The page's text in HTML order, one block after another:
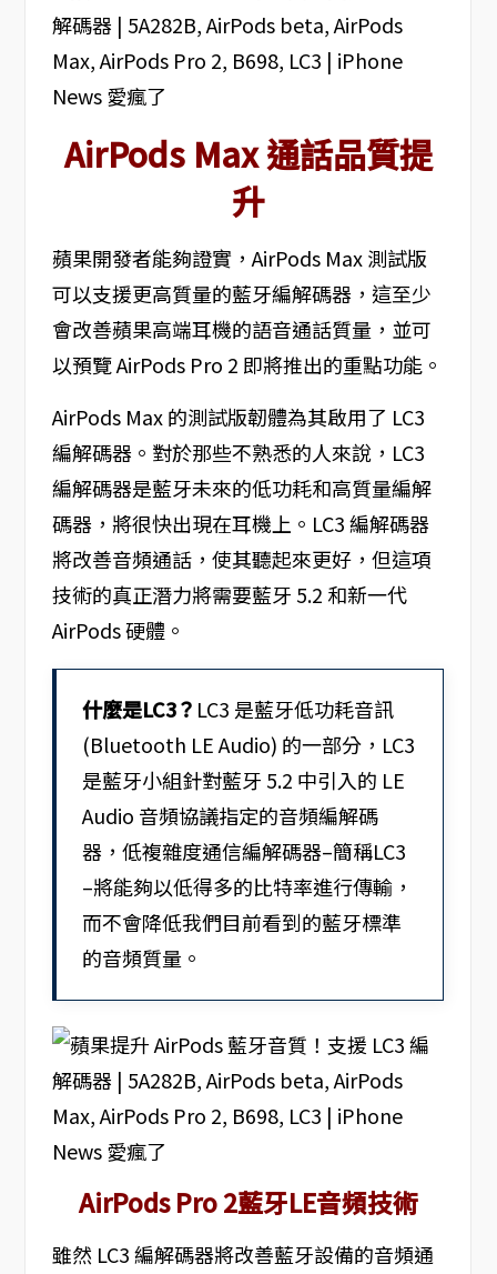
AirPods Max 通話品質提
升
蘋果開發者能夠證實，AirPods Max 測試版
可以支援更高質量的藍牙編解碼器，這至少
會改善蘋果高端耳機的語音通話質量，並可
以預覽 AirPods Pro 2 即將推出的重點功能。
AirPods Max 的測試版韌體為其啟用了 LC3
編解碼器。對於那些不熟悉的人來說，LC3
編解碼器是藍牙未來的低功耗和高質量編解
碼器，將很快出現在耳機上。LC3 編解碼器
將改善音頻通話，使其聽起來更好，但這項
技術的真正潛力將需要藍牙 5.2 和新一代
AirPods 硬體。
什麼是LC3？ LC3 是藍牙低功耗音訊
(Bluetooth LE Audio) 的一部分，LC3
是藍牙小組針對藍牙 5.2 中引入的 LE
Audio 音頻協議指定的音頻編解碼
器，低複雜度通信編解碼器–簡稱LC3
–將能夠以低得多的比特率進行傳輸，
而不會降低我們目前看到的藍牙標準
的音頻質量。
AirPods Pro 2藍牙LE音頻技術
雖然 LC3 編解碼器將改善藍牙設備的音頻通